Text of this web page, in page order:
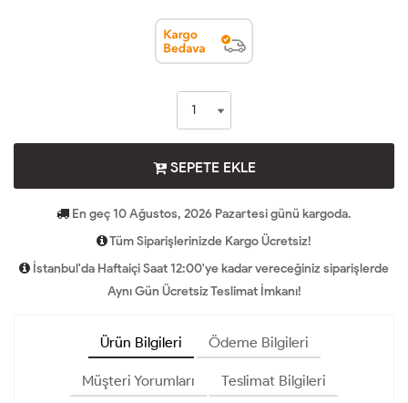
SEPETE EKLE
En geç 10 Ağustos, 2026 Pazartesi günü kargoda.
Tüm Siparişlerinizde Kargo Ücretsiz!
İstanbul'da Haftaiçi Saat 12:00'ye kadar vereceğiniz siparişlerde
Aynı Gün Ücretsiz Teslimat İmkanı!
Ürün Bilgileri Ödeme Bilgileri
Müşteri Yorumları Teslimat Bilgileri